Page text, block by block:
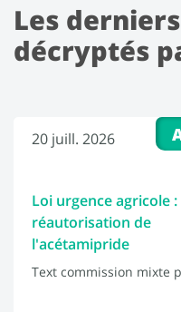
Les
décryptés
20 juill. 2026
Loi urgence agricole :
réautorisation de
l'acétamipride
Text commission mixte